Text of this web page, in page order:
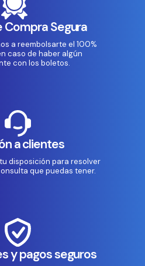
Compra Segura
a reembolsarte el 100%
caso de haber algún
con los boletos.
a clientes
disposición para resolver
que puedas tener.
y pagos seguros